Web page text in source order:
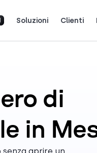
Soluzioni Clienti
di
in